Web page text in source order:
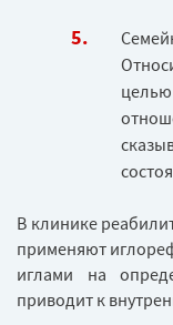
целью
В клинике
применяют
иглами на
приводит к